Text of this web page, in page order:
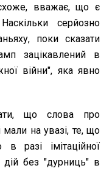
вважає, що є
серйозно
поки сказати
зацікавлений в
війни", яка явно
що слова про
мали на увазі, те, що
разі імітаційної
дій без "дурниць" в